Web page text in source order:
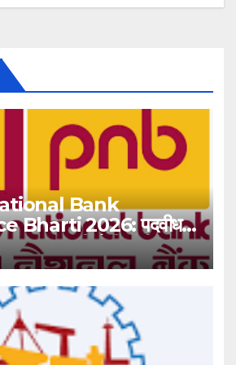
Bank
Bharti 2026: पदवीधर
जागांची मोठी संधी!